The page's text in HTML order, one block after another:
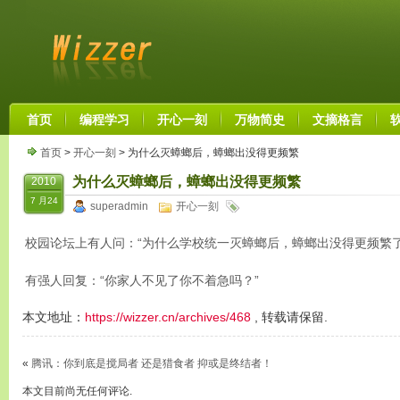
首页 编程学习 开心一刻 万物简史 文摘格言
首页 > 开心一刻 > 为什么灭蟑螂后，蟑螂出没得更频繁
2010
7 月24
为什么灭蟑螂后，蟑螂出没得更频繁
superadmin 开心一刻
校园论坛上有人问：“为什么学校统一灭蟑螂后，蟑螂出没得更频繁
有强人回复：“你家人不见了你不着急吗？”
本文地址： https://wizzer.cn/archives/468 , 转载请保留.
« 腾讯：你到底是搅局者 还是猎食者 抑或是终结者！
本文目前尚无任何评论.